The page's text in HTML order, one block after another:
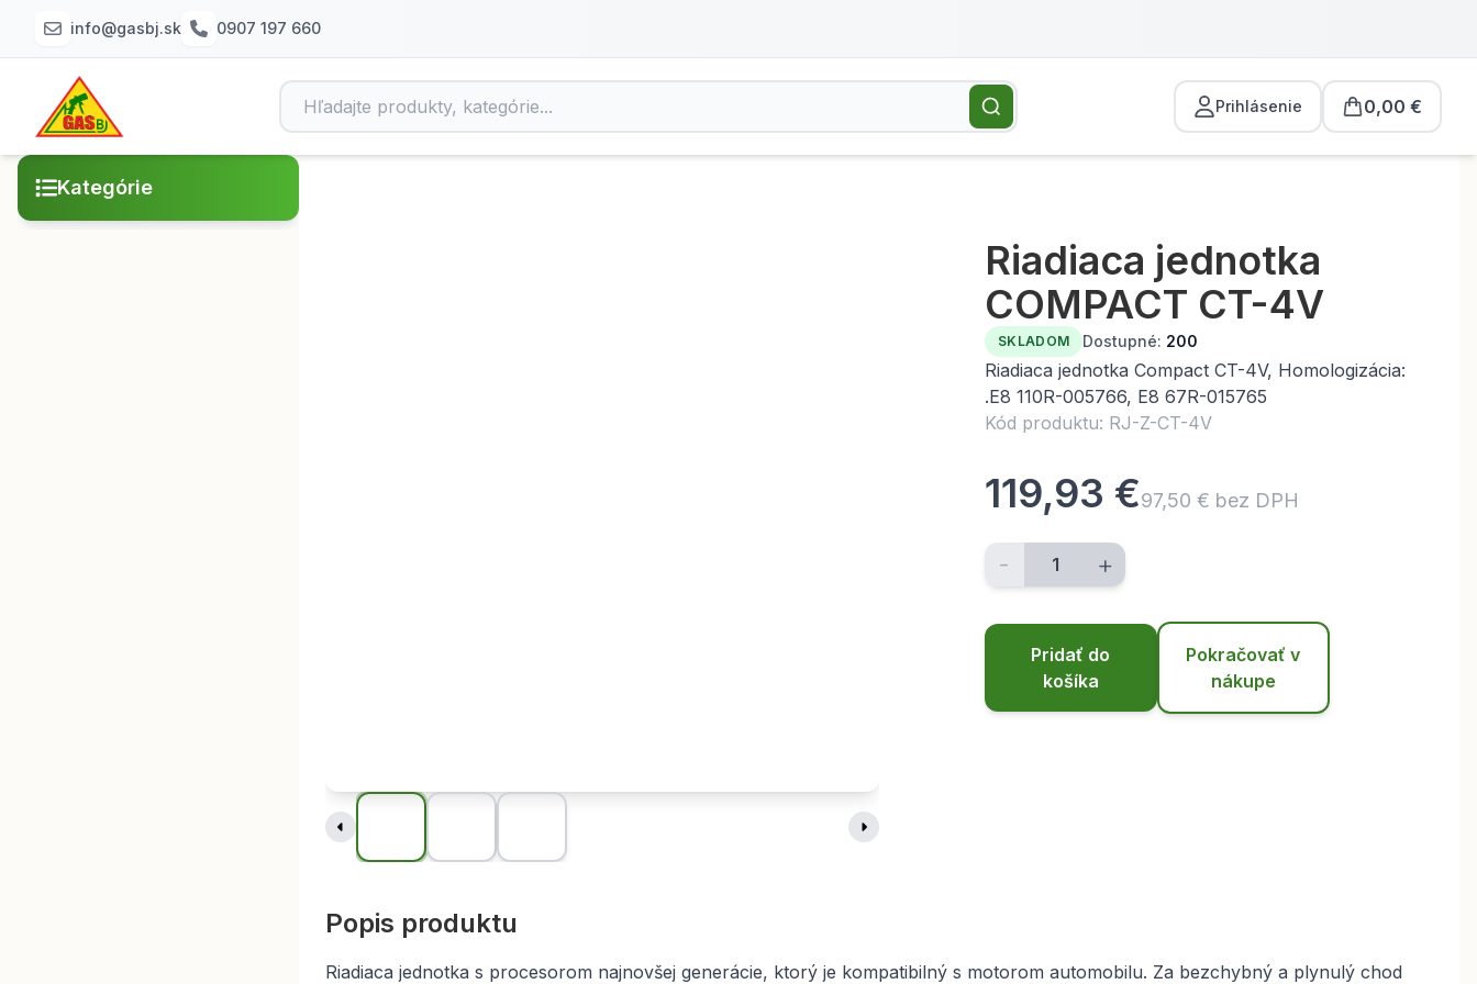
info@gasbj.sk 0907 197 660
Prihlásenie 0,00 €
Kategórie
Riadiaca jednotka
COMPACT CT-4V
SKLADOM Dostupné: 200
Riadiaca jednotka Compact CT-4V, Homologizácia:
.E8 110R-005766, E8 67R-015765
Kód produktu: RJ-Z-CT-4V
119,93 €97,50 € bez DPH
- +
Pridať do
košíka
Pokračovať v
nákupe
Popis produktu
Riadiaca jednotka s procesorom najnovšej generácie, ktorý je kompatibilný s motorom automobilu. Za bezchybný a plynulý chod